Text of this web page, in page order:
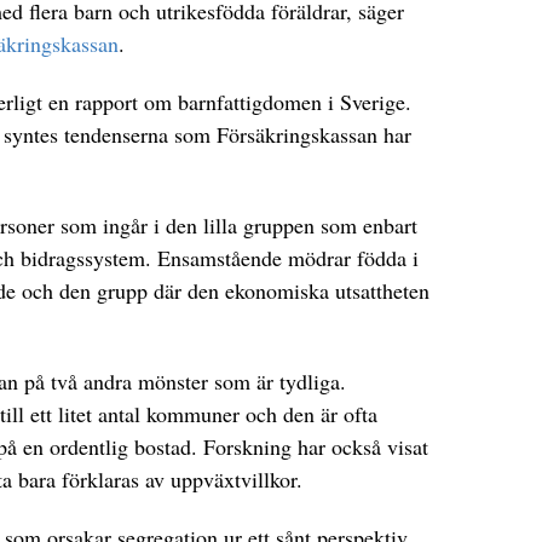
flera barn och utrikesfödda föräldrar, säger
.
en rapport om barnfattigdomen i Sverige.
tendenserna som Försäkringskassan har
som ingår i den lilla gruppen som enbart
bidragssystem. Ensamstående mödrar födda i
och den grupp där den ekonomiska utsattheten
på två andra mönster som är tydliga.
ett litet antal kommuner och den är ofta
en ordentlig bostad. Forskning har också visat
bara förklaras av uppväxtvillkor.